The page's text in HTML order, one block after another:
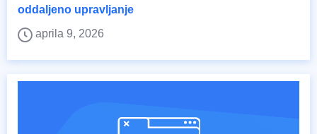
oddaljeno upravljanje
aprila 9, 2026